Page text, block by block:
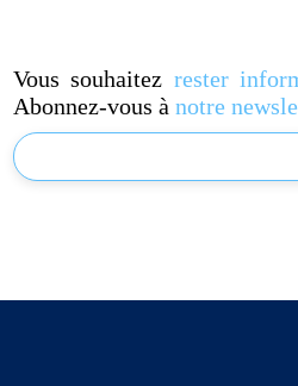
Vous souhaitez rester
Abonnez-vous ànotre